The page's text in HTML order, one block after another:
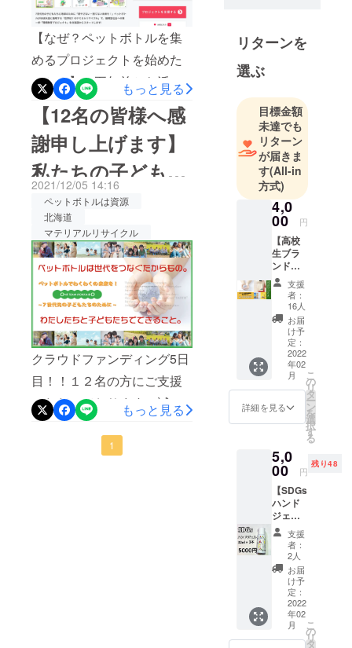
【なぜ？ペットボトルを集
めるプロジェクトを始めた
のか？】 五年前から活動
は始まりました。地下資源
を使わずに古着を新たなT
シャツに生まれ変わる技術
が日本にあることを知り、
株式会社テックサプライ代
表取締役 幡優子を中心に
北海道で古着を集める活動
を始めました。「北海道に
も地下資源を使わずにリサ
イクルできる工場を作りた
い。」中心メンバーとなる4
人で、現在も全国を飛び回
り続けています。そんな
中、具体的に動くことを今
回決めたのです。 それ
が、ペットボトルのケミカ
ルリサイクルワンチーム北
もっと見る
【12名の皆様へ感
謝申し上げます】
私たちの子ども、
私たちの孫たちに
今できること！
2021/12/05 14:16
ペットボトルは資源
北海道
マテリアルリサイクル
クラウドファンディング5日
目！！１２名の方にご支援
いただいております。誠に
ありがとうございます。ど
んなプロジェクトなのか？
もっと見る
1
警備員指導
教育責任者
（1号・2
号・3号・4
号）
交通誘導2
級・常駐警
備2級
建築物環境
衛生管理技
統括管理者
空調給排水
管理監督者
第一種エコ
チューニン
グ技術者
ホームヘル
パー1・2級
食品衛生責
任者
1994年に結
婚10年目で
亡くしたこ
とをきっか
けに、3人の
子どもを育
てるために
34歳で有限
会社テック
サプライを
創業しまし
た。
2002年に株
リターンを
選ぶ
目標金額
未達でも
リターン
が届きま
す(All-in
方式)
4,0
00 円
【高校
生ブラ
ンドエ
コバッ
ク&北海
道銘
菓】
札幌藻
岩高校
の生徒
さんが
つくっ
た
BRING
オリジ
ナル巾
着&札幌
銘菓詰
め合わ
せ。 高
校生が
古着を
集め、
デザイ
ンして
エコ
バック
を作成
しまし
た。 全
国の方
に未来
の環境
支援
者：
16人
お届
け予
定：
2022
年02
月
詳細を見る
こ
の
リ
タ
ー
ン
を
選
択
す
る
5,0
00 円
残り48
【SDGs
ハンド
ジェル
30ml×
３本＆
お礼の
メッ
セー
ジ】
「ヘラ
ルボ
ニィデ
ザイ
支援
者：
2人
お届
け予
定：
2022
年02
月
こ
の
リ
タ